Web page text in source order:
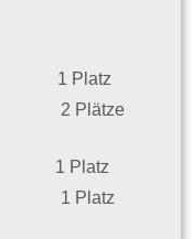
1 Platz
1 Platz
Platz